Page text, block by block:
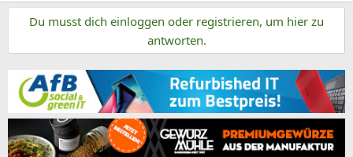
:
Du musst dich einloggen oder registrieren, um hier zu
antworten.